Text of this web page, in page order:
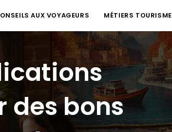
AUX VOYAGEURS MÉTIERS TOURISME
des bons